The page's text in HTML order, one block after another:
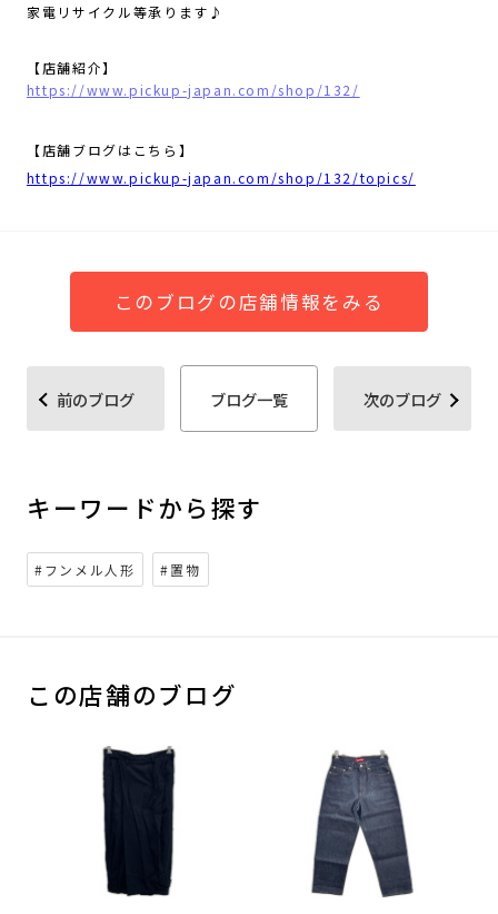
家電リサイクル等承ります♪
【店舗紹介】
https://www.pickup-japan.com/shop/132/
【店舗ブログはこちら】
https://www.pickup-japan.com/shop/132/topics/
このブログの店舗情報をみる
前のブログ ブログ一覧 次のブログ
キーワードから探す
#フンメル人形 #置物
この店舗のブログ